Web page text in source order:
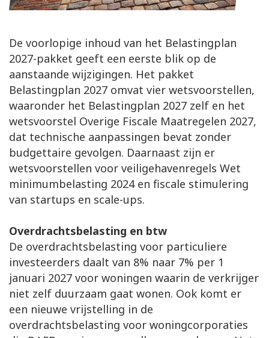
De voorlopige inhoud van het Belastingplan
2027-pakket geeft een eerste blik op de
aanstaande wijzigingen. Het pakket
Belastingplan 2027 omvat vier wetsvoorstellen,
waaronder het Belastingplan 2027 zelf en het
wetsvoorstel Overige Fiscale Maatregelen 2027,
dat technische aanpassingen bevat zonder
budgettaire gevolgen. Daarnaast zijn er
wetsvoorstellen voor veiligehavenregels Wet
minimumbelasting 2024 en fiscale stimulering
van startups en scale-ups.
Overdrachtsbelasting en btw
De overdrachtsbelasting voor particuliere
investeerders daalt van 8% naar 7% per 1
januari 2027 voor woningen waarin de verkrijger
niet zelf duurzaam gaat wonen. Ook komt er
een nieuwe vrijstelling in de
overdrachtsbelasting voor woningcorporaties